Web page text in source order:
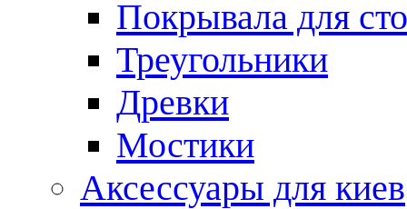
Покрывала для
Треугольники
Древки
Мостики
Аксессуары для киев